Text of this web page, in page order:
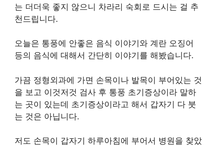
는 더더욱 좋지 않으니 차라리 숙회로 드시는 걸 추
천드립니다.
오늘은 통풍에 안좋은 음식 이야기와 계란 오징어
등의 음식에 대해서 간단히 이야기를 해봤습니다.
가끔 정형외과에 가면 손목이나 발목이 부어있는 것
을 보고 이것저것 검사 후 통풍 초기증상이라 말하
는 곳이 있는데 초기증상이라고 해서 갑자기 다 붓
는 것은 아닙니다.
저도 손목이 갑자기 하루아침에 부어서 병원을 찾았